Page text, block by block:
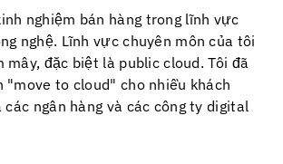
nghiệm bán hàng trong lĩnh vực
nghệ. Lĩnh vực chuyên môn của tôi
mây, đặc biệt là public cloud. Tôi đã
"move to cloud" cho nhiều khách
các ngân hàng và các công ty digital